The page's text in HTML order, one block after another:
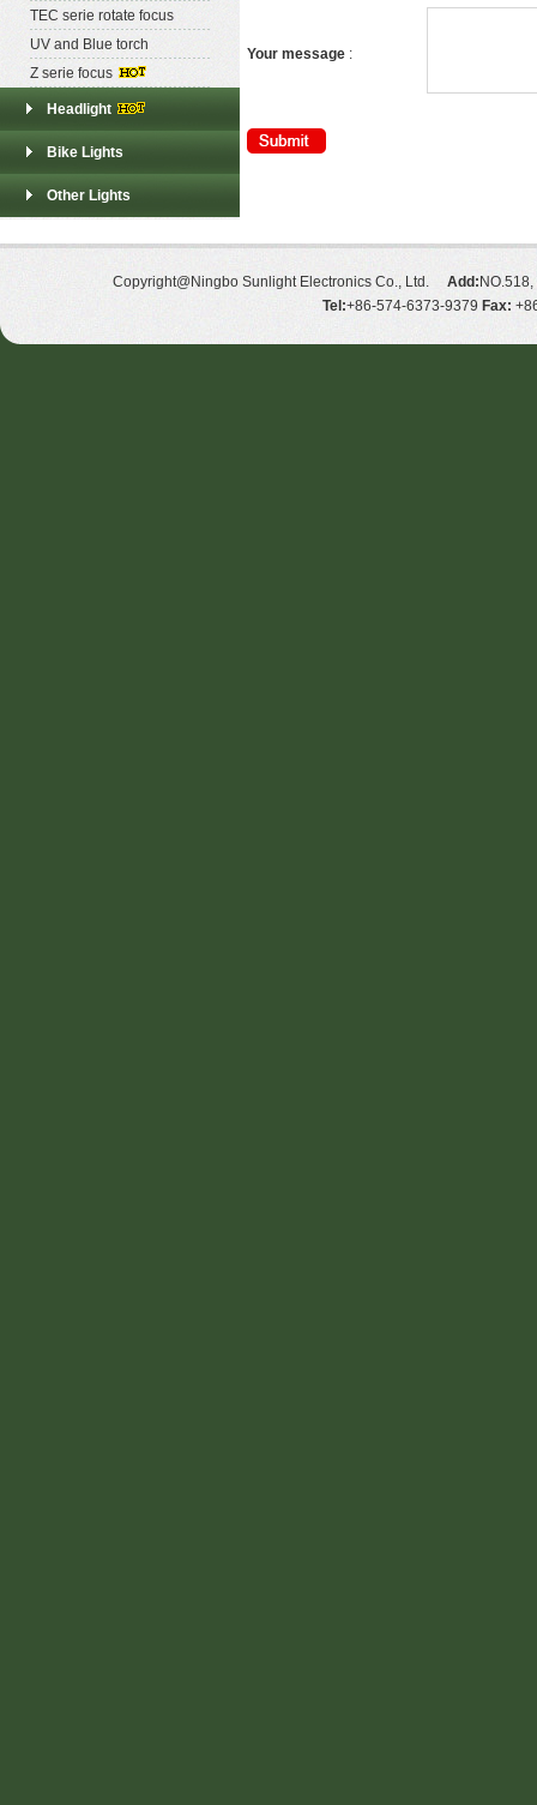
TEC serie rotate focus
UV and Blue torch
Z serie focus
Headlight
Bike Lights
Other Lights
Your message :
Copyright@Ningbo Sunlight Electronics Co., Ltd. Add:
Tel:+86-574-6373-9379 Fax: